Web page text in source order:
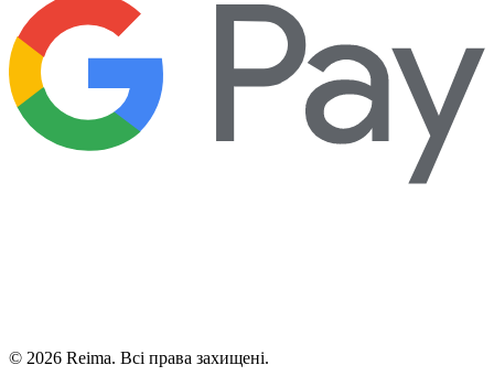
© 2026 Reima. Всі права захищені.